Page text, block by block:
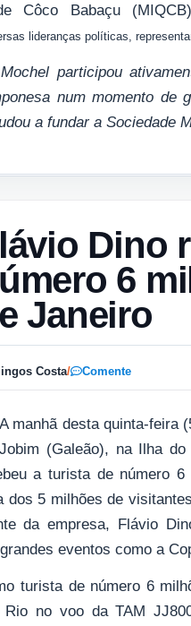
Côco Babaçu
lideranças políticas,
participou
num momento de
a fundar a Sociedade
Dino
6
Janeiro
Costa/ Comente
A manhã desta quinta-feira
Jobim (Galeão), na Ilha
a turista de número
dos 5 milhões de
da empresa, Flávio
eventos como a
turista de número 6
Rio no voo da TAM